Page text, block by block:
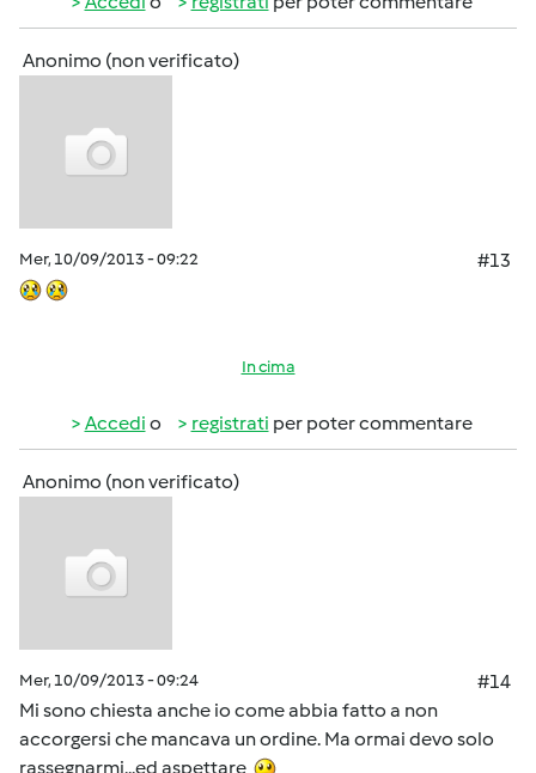
Anonimo (non verificato)
Mer, 10/09/2013 - 09:22 #13
In cima
Accedi o registrati per poter commentare
Anonimo (non verificato)
Mer, 10/09/2013 - 09:24
#14
Mi sono chiesta anche io come abbia fatto a non
accorgersi che mancava un ordine. Ma ormai devo solo
rassegnarmi...ed aspettare